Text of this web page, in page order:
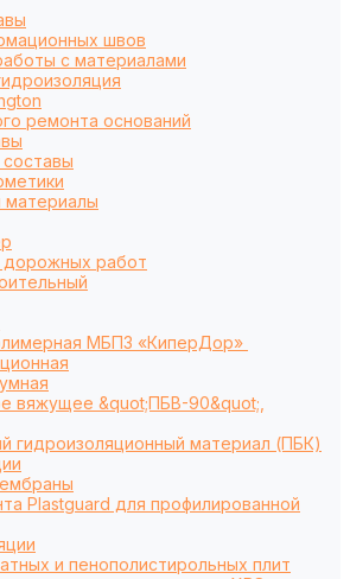
швов
с материалами
ремонта оснований
материалы
дорожных работ
МБПЗ «КиперДор»
вяжущее &quot;ПБВ-90&quot;,
гидроизоляционный материал (ПБК)
Plastguard для профилированной
и пенополистирольных плит